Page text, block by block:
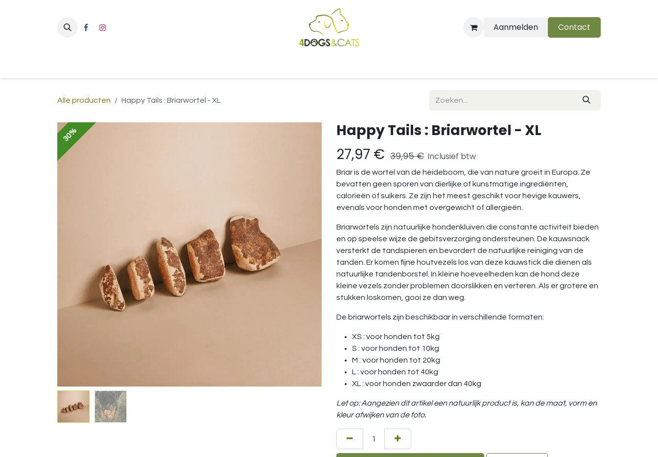
Aanmelden
Contact
Alle producten Happy Tails : Briarwortel - XL
30%
Happy Tails : Briarwortel - XL
27,97 € 39,95€ Inclusief btw
Briar is de wortel van de heideboom, die van nature groeit in Europa. Ze
bevatten geen sporen van dierlijke of kunstmatige ingrediënten,
calorieën of suikers. Ze zijn het meest geschikt voor hevige kauwers,
evenals voor honden met overgewicht of allergieën.
Briarwortels zijn natuurlijke hondenkluiven die constante activiteit bieden
en op speelse wijze de gebitsverzorging ondersteunen. De kauwsnack
versterkt de tandspieren en bevordert de natuurlijke reiniging van de
tanden. Er komen fijne houtvezels los van deze kauwstick die dienen als
natuurlijke tandenborstel. In kleine hoeveelheden kan de hond deze
kleine vezels zonder problemen doorslikken en verteren. Als er grotere en
stukken loskomen, gooi ze dan weg.
De briarwortels zijn beschikbaar in verschillende formaten:
XS : voor honden tot 5kg
S : voor honden tot 10kg
M : voor honden tot 20kg
L : voor honden tot 40kg
XL : voor honden zwaarder dan 40kg
Let op: Aangezien dit artikel een natuurlijk product is, kan de maat, vorm en
kleur afwijken van de foto.